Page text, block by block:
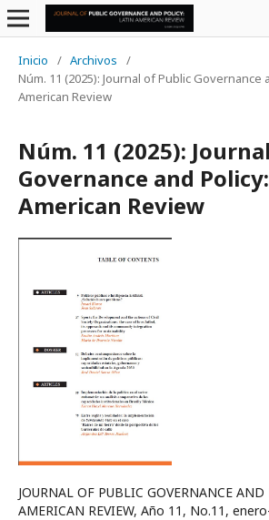
Inicio / Archivos
/
Núm. 11 (2025): Journal of Public Governance
American Review
Núm. 11 (2025):
Governance and
American Review
JOURNAL OF PUBLIC GOVERNANCE
AMERICAN REVIEW, Año 1​1​, No.1​1,